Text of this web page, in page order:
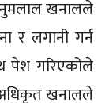
नुमलाल खनालले
र लगानी गर्न
पेश गरिएकोले
अधिकृत खनालले